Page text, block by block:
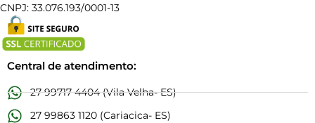
CNPJ: 33.076.193/0001-13
Central de atendimento:
27 99717 4404 (Vila Velha- ES)
27 99863 1120 (Cariacica- ES)